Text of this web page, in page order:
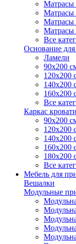
Матрасы
Матрасы
Матрасы
Матрасы
Все
Основание для
Ламели
90х200
120х200
140х200
160х200
Все
Каркас кровати
90х200
120х200
140х200
160х200
180х200
Все
Мебель для
Вешалки
Модульные